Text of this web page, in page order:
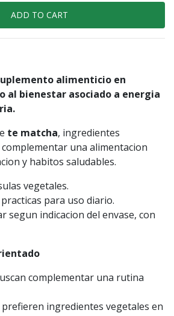
alimenticio en
al bienestar asociado a energia
te matcha, ingredientes
una alimentacion
y habitos saludables.
vegetales.
para uso diario.
segun indicacion del envase, con
complementar una rutina
ingredientes vegetales en